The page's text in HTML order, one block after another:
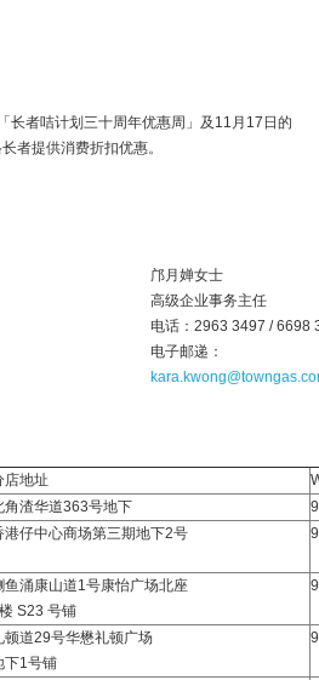
长者咭计划三十周年优惠周」及11月17日的
者提供消费折扣优惠。
邝月婵女士
高级企业事务主任
电话：2963 3497 / 6698
电子邮递：
店地址
角渣华道363号地下
港仔中心商场第三期地下2号
鱼涌康山道1号康怡广场北座
S23 号铺
顿道29号华懋礼顿广场
下1号铺